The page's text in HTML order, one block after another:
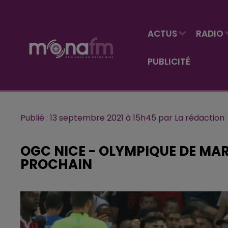
ACTUS RADIO
PUBLICITÉ
Publié : 13 septembre 2021 à 15h45 par La rédaction
OGC NICE - OLYMPIQUE DE
PROCHAIN